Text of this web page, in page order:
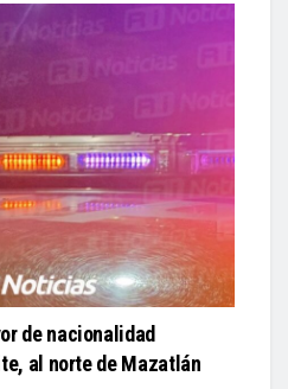
de nacionalidad
al norte de Mazatlán